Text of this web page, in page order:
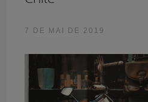
7 DE MAI DE 2019